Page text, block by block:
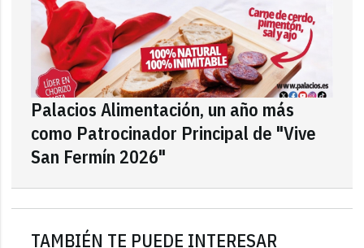
Palacios Alimentación, un año más
como Patrocinador Principal de "Vive
San Fermín 2026"
TAMBIÉN TE PUEDE INTERESAR